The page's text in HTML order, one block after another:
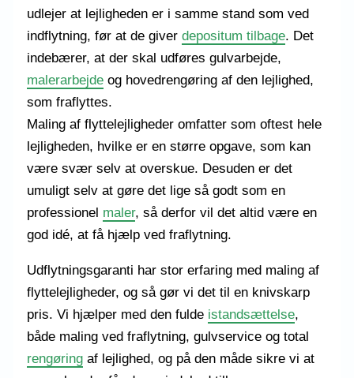
udlejer at lejligheden er i samme stand som ved
indflytning, før at de giverdepositum tilbage. Det
indebærer, at der skal udføres gulvarbejde,
malerarbejde og hovedrengøring af den lejlighed,
som fraflyttes.
Maling af flyttelejligheder omfatter som oftest hele
lejligheden, hvilke er en større opgave, som kan
være svær selv at overskue. Desuden er det
umuligt selv at gøre det lige så godt som en
professionel maler, så derfor vil det altid være en
god idé, at få hjælp ved fraflytning.
Udflytningsgaranti har stor erfaring med maling af
flyttelejligheder, og så gør vi det til en knivskarp
pris. Vi hjælper med den fulde istandsættelse,
både maling ved fraflytning, gulvservice og total
rengøring af lejlighed, og på den måde sikre vi at